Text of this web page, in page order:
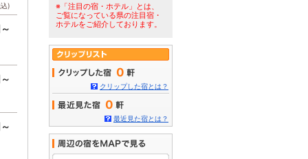
)
※「注目の宿・ホテル」とは、
ご覧になっている県の注目宿・
ホテルをご紹介しております。
0
クリップした宿とは？
0
最近見た宿とは？